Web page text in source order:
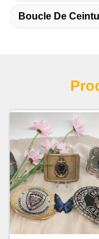
Boucle De